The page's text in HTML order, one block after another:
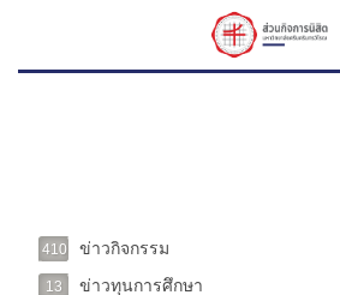
410 ข่าวกิจกรรม
13 ข่าวทุนการศึกษา